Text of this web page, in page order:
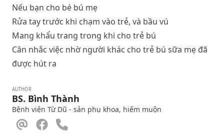
Nếu bạn cho bé bú mẹ
Rửa tay trước khi chạm vào trẻ, và bầu vú
Mang khẩu trang trong khi cho trẻ bú
Cân nhắc việc nhờ người khác cho trẻ bú sữa mẹ đã
được hút ra
AUTHOR
BS. Bình Thành
Bệnh viện Từ Dũ - sản phụ khoa, hiếm muộn